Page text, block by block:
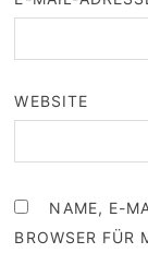
WEBSITE
NAME, E-
BROWSER FÜR